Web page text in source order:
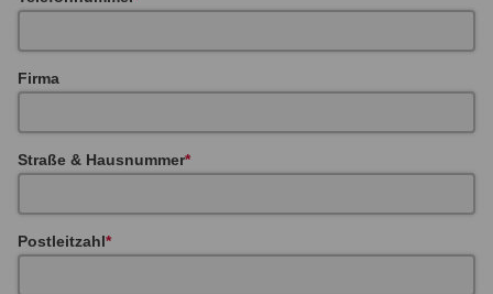
Firma
Straße & Hausnummer
Postleitzahl